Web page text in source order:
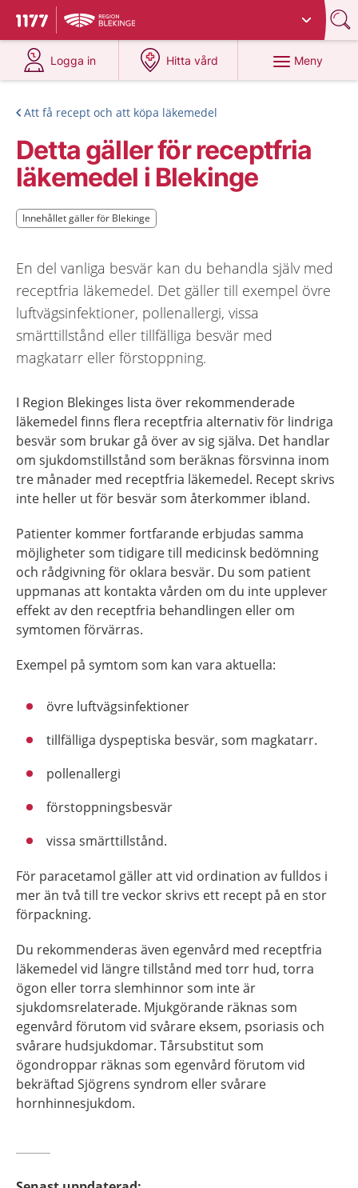
Till startsidan för 1177
Du har valt region
Logga in
på 1177.se
Hitta vård
på 1177.se
Meny
Att få recept och att köpa läkemedel
Detta gäller för receptfria
läkemedel i Blekinge
Innehållet gäller för Blekinge
Innehållet gäller för Blekinge
En del vanliga besvär kan du behandla själv med
receptfria läkemedel. Det gäller till exempel övre
luftvägsinfektioner, pollenallergi, vissa
smärttillstånd eller tillfälliga besvär med
magkatarr eller förstoppning.
I Region Blekinges lista över rekommenderade
läkemedel finns flera receptfria alternativ för lindriga
besvär som brukar gå över av sig själva. Det handlar
om sjukdomstillstånd som beräknas försvinna inom
tre månader med receptfria läkemedel. Recept skrivs
inte heller ut för besvär som återkommer ibland.
Patienter kommer fortfarande erbjudas samma
möjligheter som tidigare till medicinsk bedömning
och rådgivning för oklara besvär. Du som patient
uppmanas att kontakta vården om du inte upplever
effekt av den receptfria behandlingen eller om
symtomen förvärras.
Exempel på symtom som kan vara aktuella:
övre luftvägsinfektioner
tillfälliga dyspeptiska besvär, som magkatarr.
pollenallergi
förstoppningsbesvär
vissa smärttillstånd.
För paracetamol gäller att vid ordination av fulldos i
mer än två till tre veckor skrivs ett recept på en stor
förpackning.
Du rekommenderas även egenvård med receptfria
läkemedel vid längre tillstånd med torr hud, torra
ögon eller torra slemhinnor som inte är
sjukdomsrelaterade. Mjukgörande räknas som
egenvård förutom vid svårare eksem, psoriasis och
svårare hudsjukdomar. Tårsubstitut som
ögondroppar räknas som egenvård förutom vid
bekräftad Sjögrens syndrom eller svårare
hornhinnesjukdom.